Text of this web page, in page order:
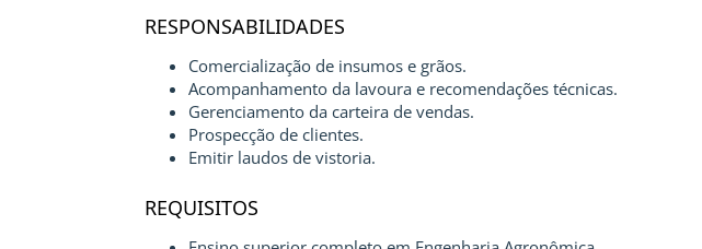
RESPONSABILIDADES
Comercialização de insumos e grãos.
Acompanhamento da lavoura e recomendações técnicas.
Gerenciamento da carteira de vendas.
Prospecção de clientes.
Emitir laudos de vistoria.
REQUISITOS